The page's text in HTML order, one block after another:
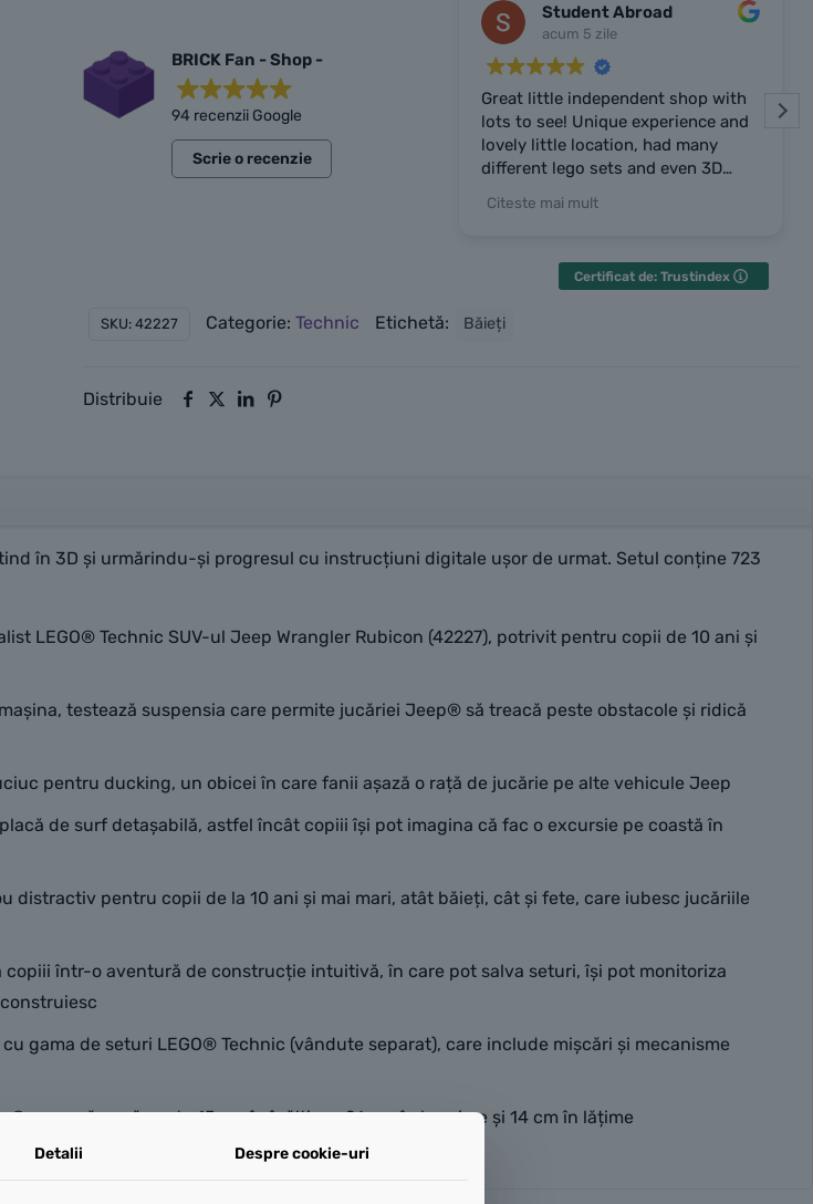
Wrangler
BRICK Fan - Shop -
94 recenzii Google
Scrie o recenzie
Student Abroad
acum 5 zile
Great little independent shop with
lots to see! Unique experience and
lovely little location, had many
different lego sets and even 3D
very chatty and friendly, highly
Citeste mai mult
Certificat de: Trustindex
SKU: 42227 Categorie: Technic Etichetă: Băieți
Distribuie
în 3D și urmărindu-și progresul cu instrucțiuni digitale ușor de urmat. Setul conține 723
LEGO® Technic SUV-ul Jeep Wrangler Rubicon (42227), potrivit pentru copii de 10 ani și
mașina, testează suspensia care permite jucăriei Jeep® să treacă peste obstacole și ridică
pentru ducking, un obicei în care fanii așază o rață de jucărie pe alte vehicule Jeep
de surf detașabilă, astfel încât copiii își pot imagina că fac o excursie pe coastă în
distractiv pentru copii de la 10 ani și mai mari, atât băieți, cât și fete, care iubesc jucăriile
copiii într-o aventură de construcție intuitivă, în care pot salva seturi, își pot monitoriza
cu gama de seturi LEGO® Technic (vândute separat), care include mișcări și mecanisme
care măsoară peste 15 cm în înălțime, 26 cm în lungime și 14 cm în lățime
Detalii Despre cookie-uri